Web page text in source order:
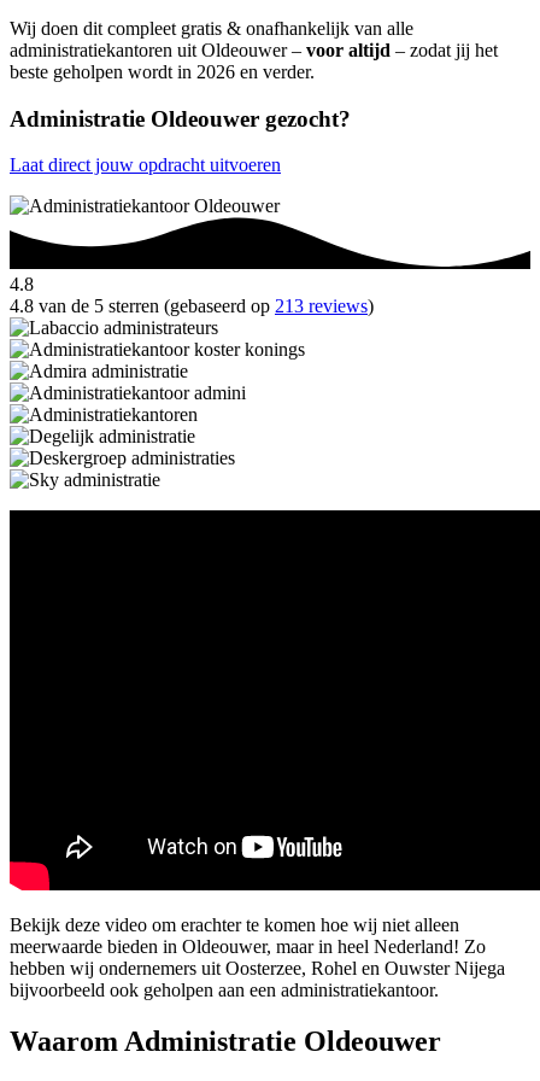
Wij doen dit compleet gratis & onafhankelijk van alle
administratiekantoren uit Oldeouwer – voor altijd – zodat jij het
beste geholpen wordt in 2026 en verder.
Administratie Oldeouwer gezocht?
Laat direct jouw opdracht uitvoeren
4.8
4.8 van de 5 sterren (gebaseerd op 213 reviews)
Bekijk deze video om erachter te komen hoe wij niet alleen
meerwaarde bieden in Oldeouwer, maar in heel Nederland! Zo
hebben wij ondernemers uit Oosterzee, Rohel en Ouwster Nijega
bijvoorbeeld ook geholpen aan een administratiekantoor.
Waarom Administratie Oldeouwer